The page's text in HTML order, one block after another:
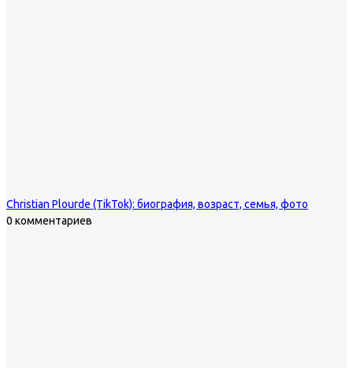
Christian Plourde (TikTok): биография, возраст, семья, фото
0 комментариев